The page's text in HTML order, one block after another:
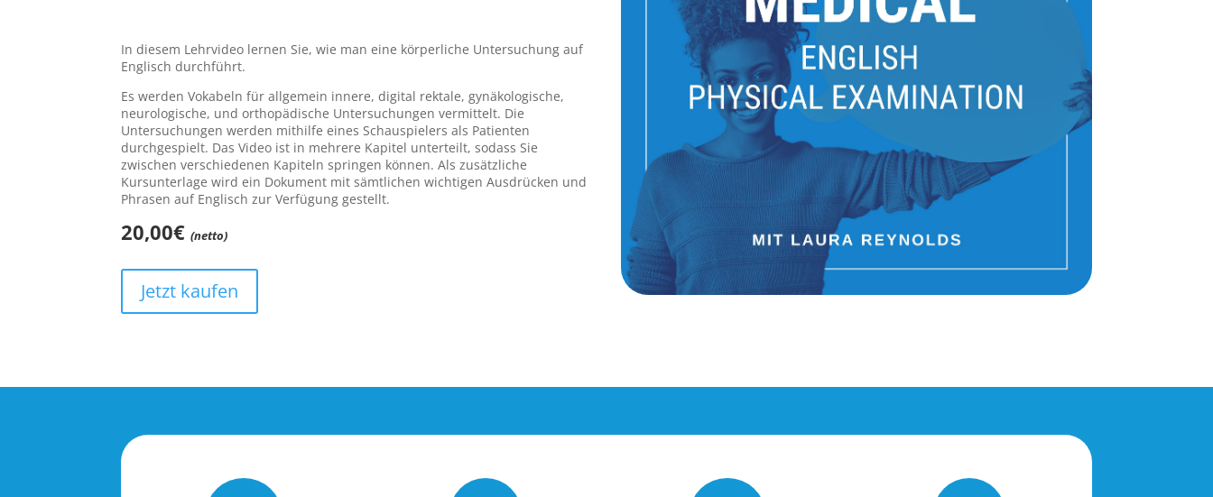
In diesem Lehrvideo lernen Sie, wie man eine körperliche Untersuchung auf
Englisch durchführt.
Es werden Vokabeln für allgemein innere, digital rektale, gynäkologische,
neurologische, und orthopädische Untersuchungen vermittelt. Die
Untersuchungen werden mithilfe eines Schauspielers als Patienten
durchgespielt. Das Video ist in mehrere Kapitel unterteilt, sodass Sie
zwischen verschiedenen Kapiteln springen können. Als zusätzliche
Kursunterlage wird ein Dokument mit sämtlichen wichtigen Ausdrücken und
Phrasen auf Englisch zur Verfügung gestellt.
20,00€(netto)
Jetzt kaufen